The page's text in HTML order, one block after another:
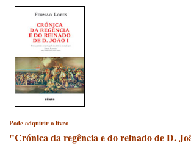
Pode adquirir o livro
"Crónica da regência e do reinado de D.